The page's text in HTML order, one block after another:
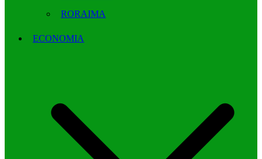
RORAIMA
ECONOMIA